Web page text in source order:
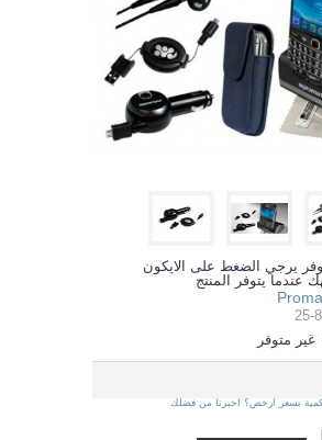
يرجي الضغط على الايكون
عندما يتوفر المنتج
25-
غير متوفر
بسعر ارخص؟ اخبرنا من فضلك